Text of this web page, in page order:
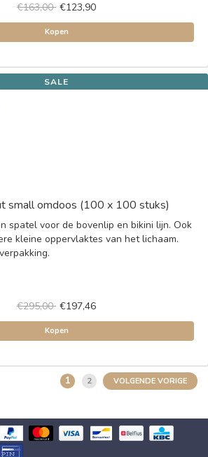
€163,00 €123,90
Kopen
SALE
small omdoos (100 x 100 stuks)
spatel voor de bovenlip en bikini lijn. Ook
kleine oppervlaktes van het lichaam.
€295,00 €197,46
Kopen
1 2 VOLGENDE VORIGE